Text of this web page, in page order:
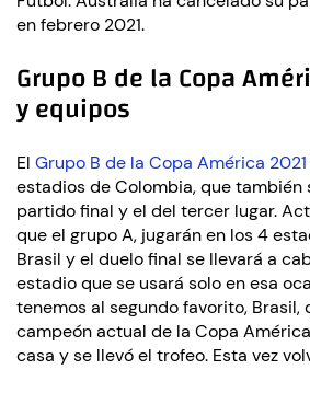
en febrero 2021.
Grupo B de la Copa
y equipos
El Grupo B de la Copa América 2021
estadios de Colombia, que también
partido final y el del tercer lugar.
que el grupo A, jugarán en los 4
Brasil y el duelo final se llevará a
estadio que se usará solo en esa
tenemos al segundo favorito, Brasil,
campeón actual de la Copa
casa y se llevó el trofeo. Esta vez